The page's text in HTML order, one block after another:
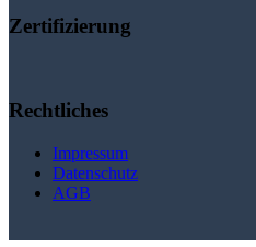
Zertifizierung
Rechtliches
Impressum
Datenschutz
AGB